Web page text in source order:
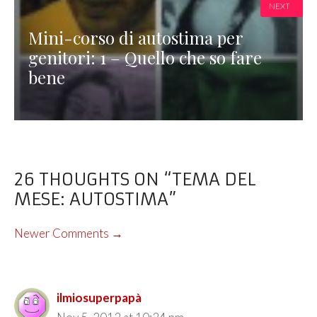
Mini-corso di autostima per
genitori: 1 – Quello che so fare
bene
NEXT
26 THOUGHTS ON “TEMA DEL
MESE: AUTOSTIMA”
COMMENT
Newer Comments →
ilmiosuperpapà